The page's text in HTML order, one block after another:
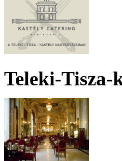
Teleki-Tisza-